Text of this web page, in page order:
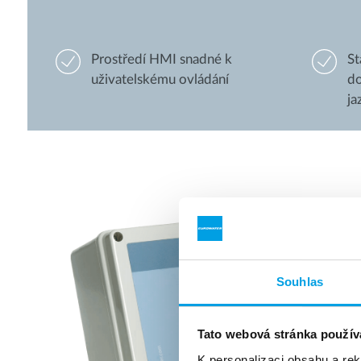
Souhlas
Tato webová stránka
Prostředí HMI snadné k
uživatelskému ovládání